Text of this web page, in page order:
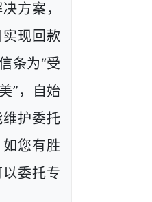
方案，
现回款
条为“受
”，自始
护委托
您有胜
委托专